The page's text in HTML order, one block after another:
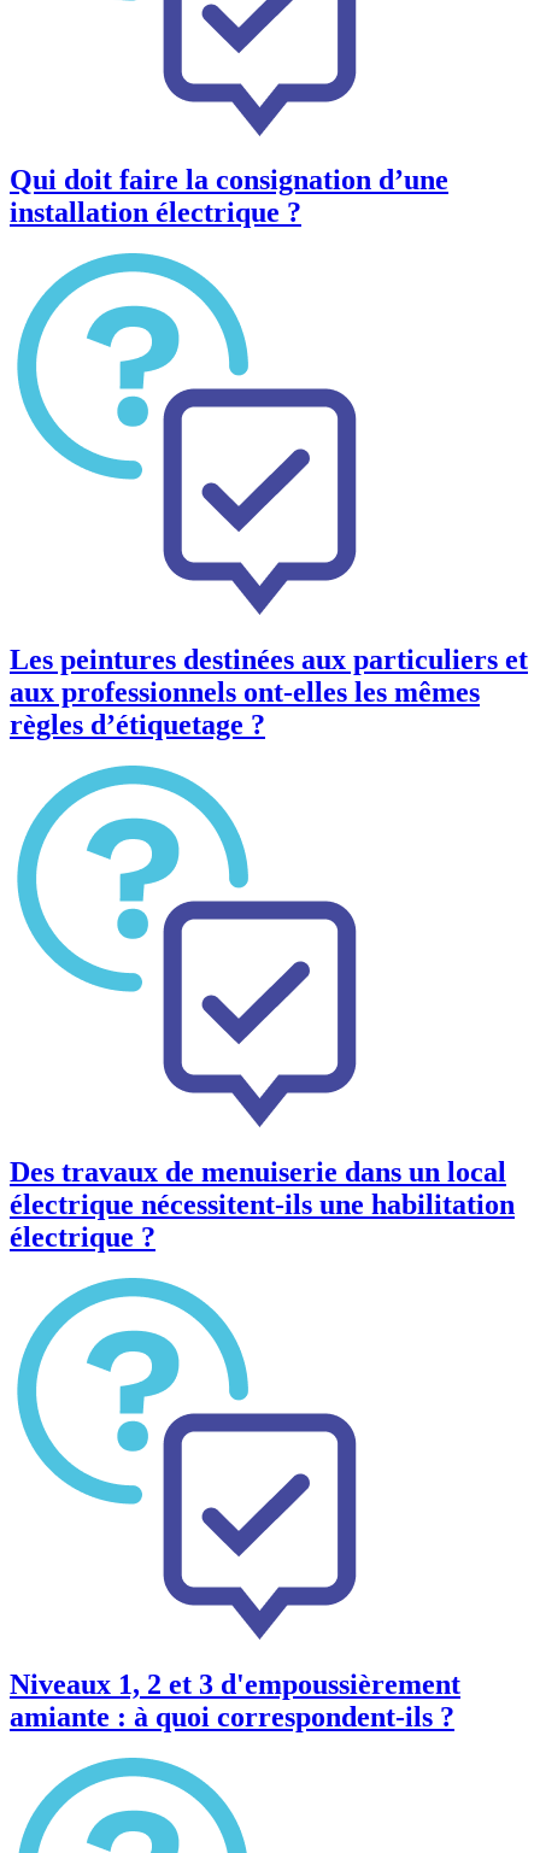
Qui doit faire la consignation d’une
installation électrique ?
Les peintures destinées aux particuliers et
aux professionnels ont-elles les mêmes
règles d’étiquetage ?
Des travaux de menuiserie dans un local
électrique nécessitent-ils une habilitation
électrique ?
Niveaux 1, 2 et 3 d'empoussièrement
amiante : à quoi correspondent-ils ?